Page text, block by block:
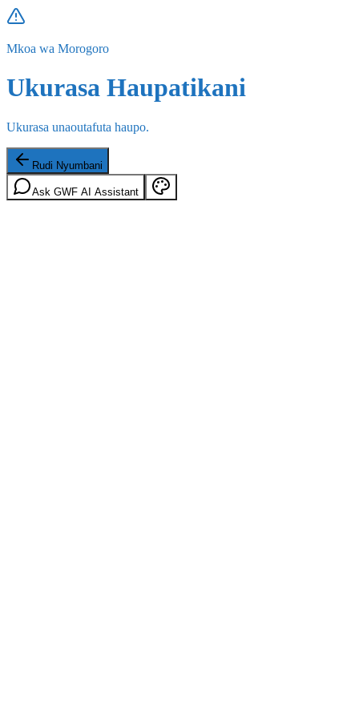
Mkoa wa Morogoro
Ukurasa Haupatikani
Ukurasa unaoutafuta haupo.
Rudi Nyumbani
Ask GWF AI Assistant